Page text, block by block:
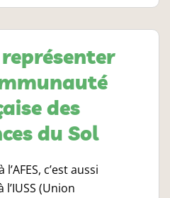
des
du Sol
c’est aussi
(Union